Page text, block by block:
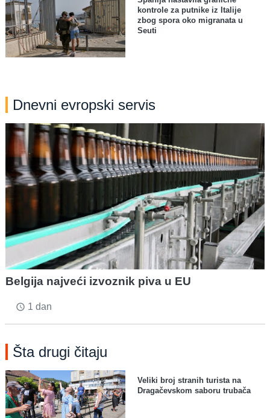
kontrole za putnike iz Italije
zbog spora oko migranata u
Seuti
Dnevni evropski servis
Belgija najveći izvoznik piva u EU
access_time 1 dan
Šta drugi čitaju
Veliki broj stranih turista na
Dragačevskom saboru trubača